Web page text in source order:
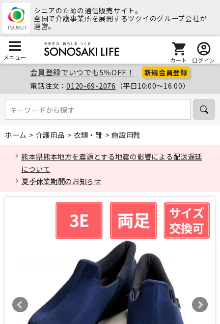
シニアのための通信販売サイト。
全国で介護事業所を展開するツクイのグループ会社が
運営。
メニュー カート ログイン
会員登録でいつでも5％OFF！ 新規会員登録
電話注文：0120-69-2076 （平日10:00～16:00）
キーワードから探す
キーワードから探す
ホーム > 介護用品 > 衣類・靴 >施設用靴
熊本県熊本地方を震源とする地震の影響による配送遅延
について
夏季休業期間のお知らせ